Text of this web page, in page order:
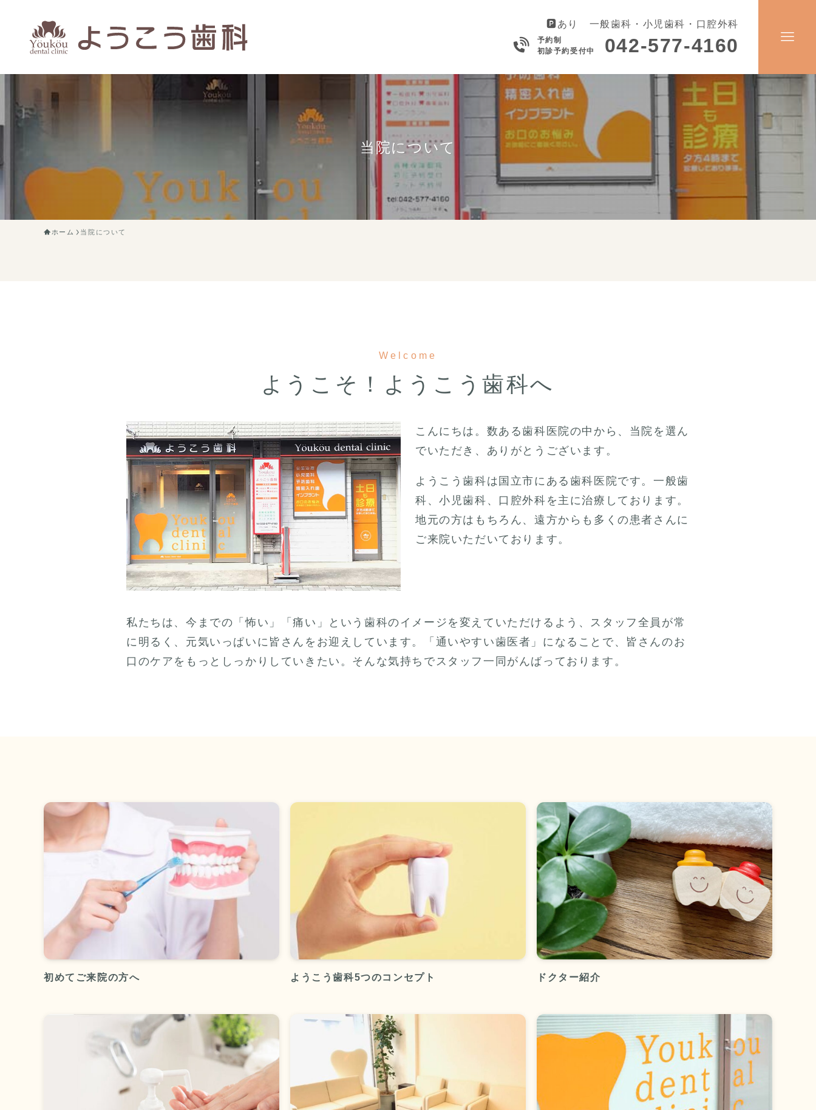
🅿️あり 一般歯科・小児歯科・口腔外科
予約制
初診予約受付中
042-577-4160
当院について
ホーム 当院について
Welcome
ようこそ！ようこう歯科へ
こんにちは。数ある歯科医院の中から、当院を選ん
でいただき、ありがとうございます。
ようこう歯科は国立市にある歯科医院です。一般歯
科、小児歯科、口腔外科を主に治療しております。
地元の方はもちろん、遠方からも多くの患者さんに
ご来院いただいております。
私たちは、今までの「怖い」「痛い」という歯科のイメージを変えていただけるよう、スタッフ全員が常
に明るく、元気いっぱいに皆さんをお迎えしています。「通いやすい歯医者」になることで、皆さんのお
口のケアをもっとしっかりしていきたい。そんな気持ちでスタッフ一同がんばっております。
初めてご来院の方へ ようこう歯科5つのコンセプト ドクター紹介